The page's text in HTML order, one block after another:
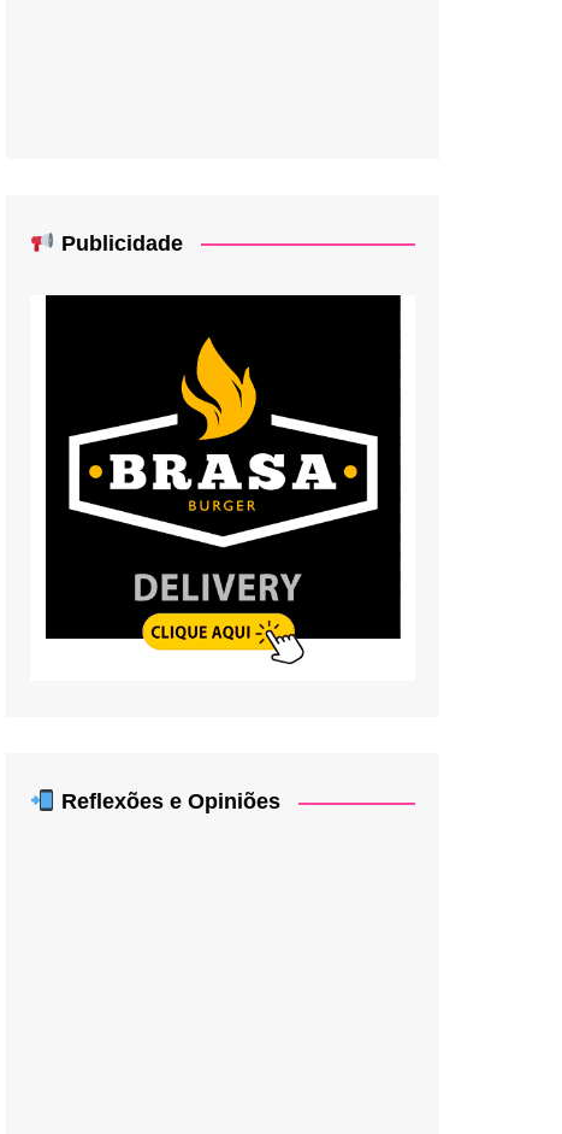
Publicidade
Reflexões e Opiniões